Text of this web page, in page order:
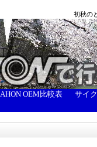
初秋の
OEM比較表
サイ